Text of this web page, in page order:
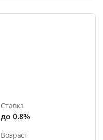
Ставка
до 0.8%
Возраст